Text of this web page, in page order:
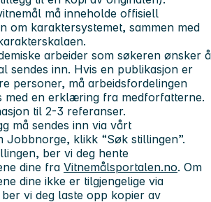
må inneholde offisiell
om karaktersystemet, sammen med
arbeider som søkeren ønsker å
sendes inn. Hvis en publikasjon er
personer, må arbeidsfordelingen
med en erklæring fra medforfatterne.
til 2-3 referanser.
må sendes inn via vårt
Jobbnorge, klikk “Søk stillingen”.
ber vi deg hente
dine fra Vitnemålsportalen.no. Om
dine ikke er tilgjengelige via
vi deg laste opp kopier av